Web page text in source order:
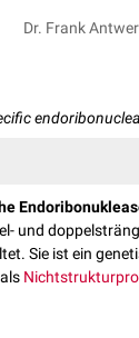
Dr. Frank
und
Sie ist ein